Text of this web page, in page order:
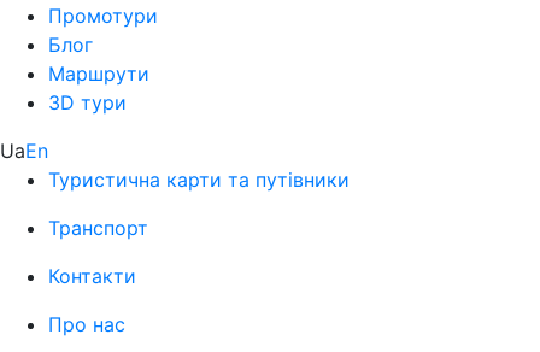
Промотури
Блог
Маршрути
3D тури
UaEn
Туристична карти та путівники
Транспорт
Контакти
Про нас